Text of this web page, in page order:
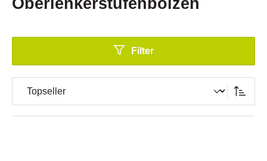
Oberlenkerstufenbolzen
Filter